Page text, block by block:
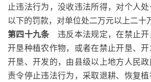
止违法行为，没收违法所得，对个人
以下的罚款，对单位处二万元以上二十
第四十九条 违反本法规定，在禁止
开垦种植农作物，或者在禁止开垦、
开垦、开发的，由县级以上地方人民
责令停止违法行为，采取退耕、恢复